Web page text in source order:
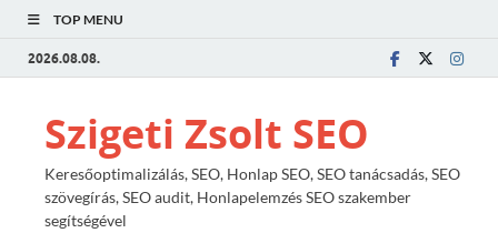
TOP MENU
2026.08.08.
Szigeti Zsolt SEO
Keresőoptimalizálás, SEO, Honlap SEO, SEO tanácsadás, SEO
szövegírás, SEO audit, Honlapelemzés SEO szakember
segítségével